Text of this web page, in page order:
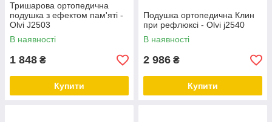
Тришарова ортопедична
подушка з ефектом пам'яті -
Olvi J2503
В наявності
1 848 ₴
Купити
Подушка ортопедична Клин
при рефлюксі - Olvi j2540
В наявності
2 986 ₴
Купити